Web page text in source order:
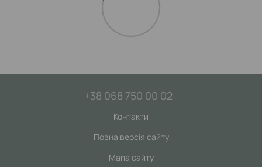
+38 068 750 00 02
Контакти
Повна версія сайту
Мапа сайту